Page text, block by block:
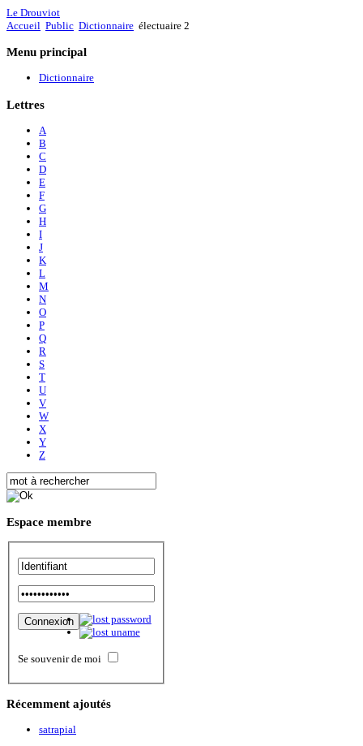
Le Drouviot
Accueil Public Dictionnaire électuaire 2
Menu principal
Dictionnaire
Lettres
A
B
C
D
E
F
G
H
I
J
K
L
M
N
O
P
Q
R
S
T
U
V
W
X
Y
Z
Espace membre
Se souvenir de moi
Récemment ajoutés
satrapial